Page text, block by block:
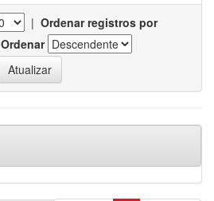
| Ordenar registros por
Ordenar